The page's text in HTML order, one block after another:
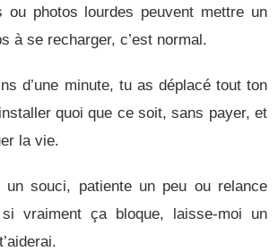
ou photos lourdes peuvent mettre un
à se recharger, c’est normal.
d’une minute, tu as déplacé tout ton
quoi que ce soit, sans payer, et
la vie.
un souci, patiente un peu ou relance
si vraiment ça bloque, laisse-moi un